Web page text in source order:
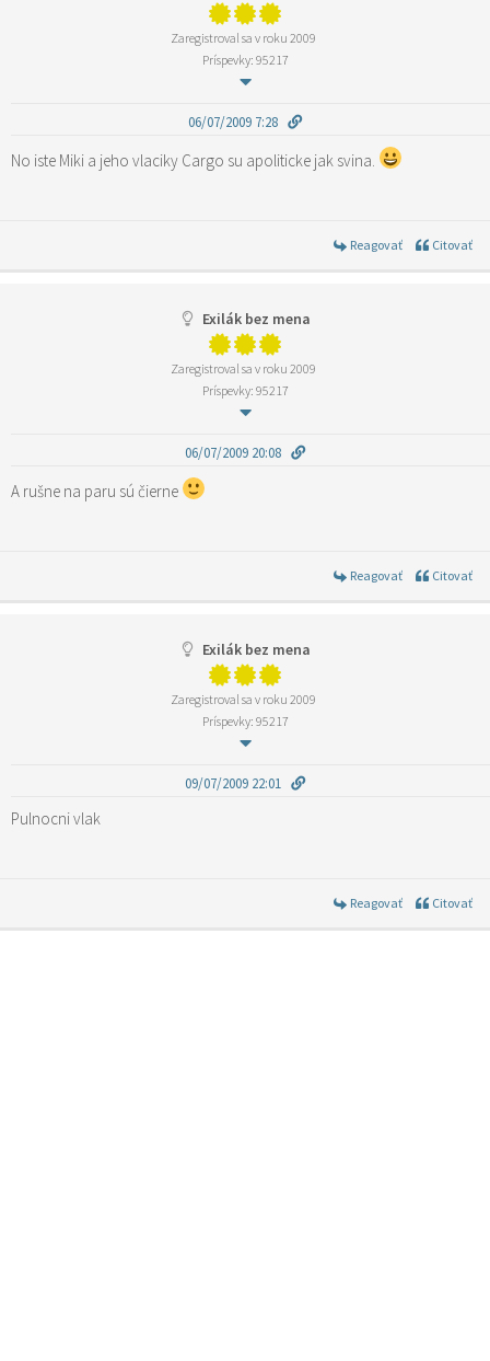
Zaregistroval sa v roku 2009
Príspevky: 95217
06/07/2009 7:28
No iste Miki a jeho vlaciky Cargo su apoliticke jak svina.
Reagovať Citovať
Exilák bez mena
Zaregistroval sa v roku 2009
Príspevky: 95217
06/07/2009 20:08
A rušne na paru sú čierne
Reagovať Citovať
Exilák bez mena
Zaregistroval sa v roku 2009
Príspevky: 95217
09/07/2009 22:01
Pulnocni vlak
Reagovať Citovať